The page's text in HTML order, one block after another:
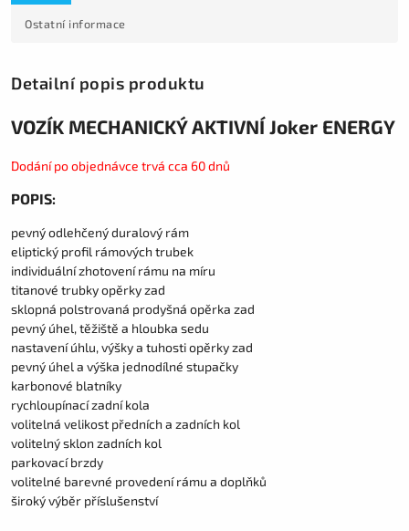
Ostatní informace
Detailní popis produktu
VOZÍK MECHANICKÝ AKTIVNÍ Joker ENERGY
Dodání po objednávce trvá cca 60 dnů
POPIS:
pevný odlehčený duralový rám
eliptický profil rámových trubek
individuální zhotovení rámu na míru
titanové trubky opěrky zad
sklopná polstrovaná prodyšná opěrka zad
pevný úhel, těžiště a hloubka sedu
nastavení úhlu, výšky a tuhosti opěrky zad
pevný úhel a výška jednodílné stupačky
karbonové blatníky
rychloupínací zadní kola
volitelná velikost předních a zadních kol
volitelný sklon zadních kol
parkovací brzdy
volitelné barevné provedení rámu a doplňků
široký výběr příslušenství